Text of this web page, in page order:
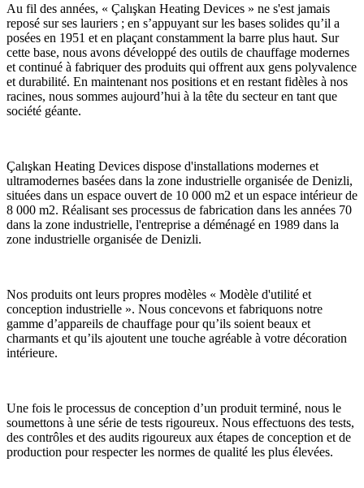
Au fil des années, « Çalışkan Heating Devices » ne s'est jamais
reposé sur ses lauriers ; en s’appuyant sur les bases solides qu’il a
posées en 1951 et en plaçant constamment la barre plus haut. Sur
cette base, nous avons développé des outils de chauffage modernes
et continué à fabriquer des produits qui offrent aux gens polyvalence
et durabilité. En maintenant nos positions et en restant fidèles à nos
racines, nous sommes aujourd’hui à la tête du secteur en tant que
société géante.
Çalışkan Heating Devices dispose d'installations modernes et
ultramodernes basées dans la zone industrielle organisée de Denizli,
situées dans un espace ouvert de 10 000 m2 et un espace intérieur de
8 000 m2. Réalisant ses processus de fabrication dans les années 70
dans la zone industrielle, l'entreprise a déménagé en 1989 dans la
zone industrielle organisée de Denizli.
Nos produits ont leurs propres modèles « Modèle d'utilité et
conception industrielle ». Nous concevons et fabriquons notre
gamme d’appareils de chauffage pour qu’ils soient beaux et
charmants et qu’ils ajoutent une touche agréable à votre décoration
intérieure.
Une fois le processus de conception d’un produit terminé, nous le
soumettons à une série de tests rigoureux. Nous effectuons des tests,
des contrôles et des audits rigoureux aux étapes de conception et de
production pour respecter les normes de qualité les plus élevées.